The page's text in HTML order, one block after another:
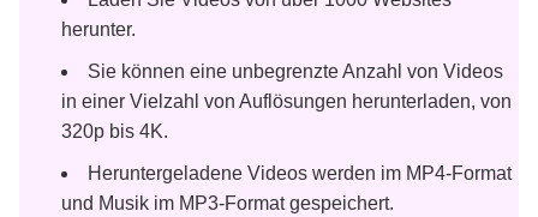
herunter.
Sie können eine unbegrenzte Anzahl von Videos
in einer Vielzahl von Auflösungen herunterladen, von
320p bis 4K.
Heruntergeladene Videos werden im MP4-Format
und Musik im MP3-Format gespeichert.